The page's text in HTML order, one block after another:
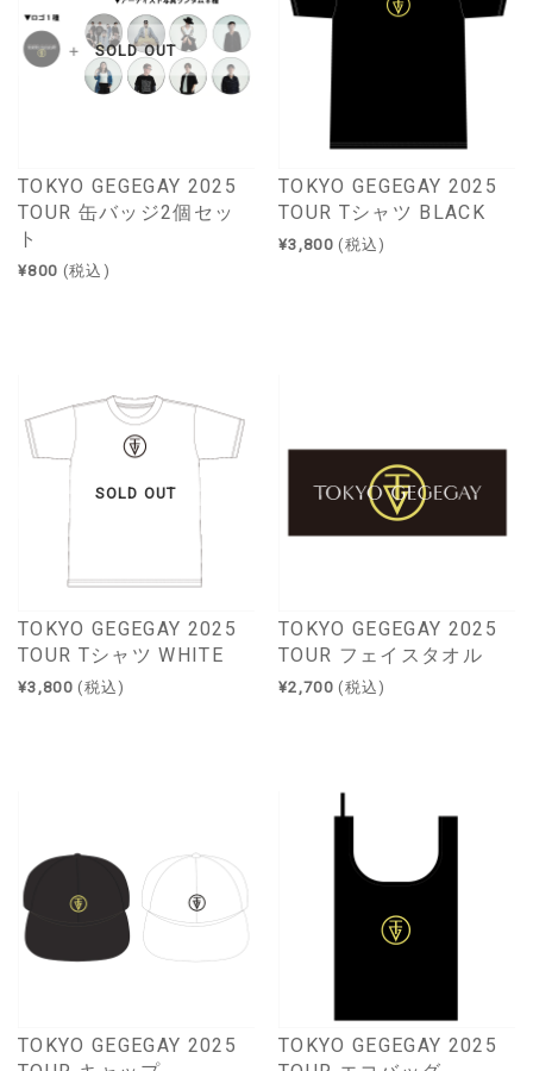
SOLD OUT
TOKYO GEGEGAY 2025
TOUR 缶バッジ2個セッ
ト
¥800 (税込)
TOKYO GEGEGAY 2025
TOUR Tシャツ BLACK
¥3,800 (税込)
SOLD OUT
TOKYO GEGEGAY 2025
TOUR Tシャツ WHITE
¥3,800 (税込)
TOKYO GEGEGAY 2025
TOUR フェイスタオル
¥2,700 (税込)
TOKYO GEGEGAY 2025
TOKYO GEGEGAY 2025